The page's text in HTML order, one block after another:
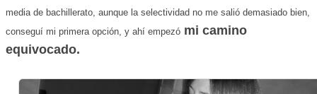
media de bachillerato, aunque la selectividad no me salió demasiado bien,
conseguí mi primera opción, y ahí empezó mi camino
equivocado.